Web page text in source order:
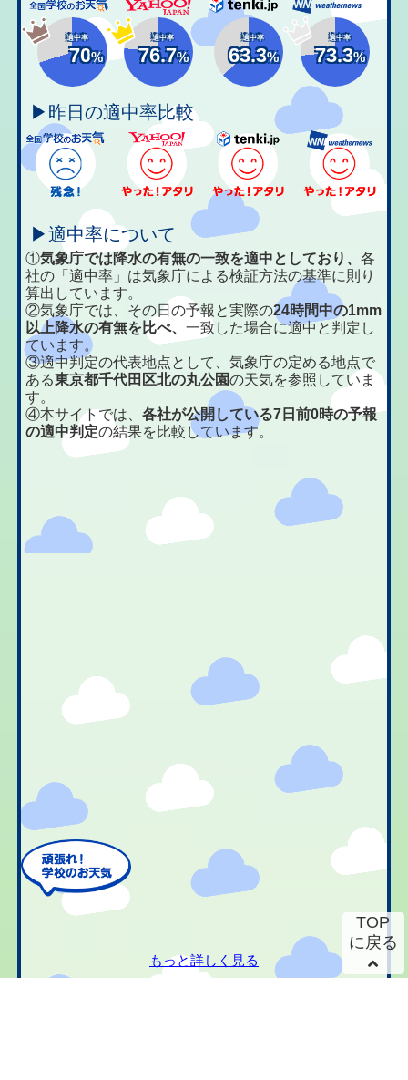
適中率
70%
適中率
76.7%
適中率
63.3%
適中率
73.3%
▶昨日の適中率比較
▶適中率について
①気象庁では降水の有無の一致を適中としており、各
社の「適中率」は気象庁による検証方法の基準に則り
算出しています。
②気象庁では、その日の予報と実際の24時間中の1mm
以上降水の有無を比べ、一致した場合に適中と判定し
ています。
③適中判定の代表地点として、気象庁の定める地点で
ある東京都千代田区北の丸公園の天気を参照していま
す。
④本サイトでは、各社が公開している7日前0時の予報
の適中判定の結果を比較しています。
もっと詳しく見る
TOP
に戻る